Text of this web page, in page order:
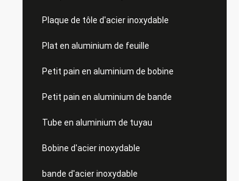
Plaque de tôle d'acier inoxydable
Plat en aluminium de feuille
Petit pain en aluminium de bobine
Petit pain en aluminium de bande
Tube en aluminium de tuyau
Bobine d'acier inoxydable
bande d'acier inoxydable